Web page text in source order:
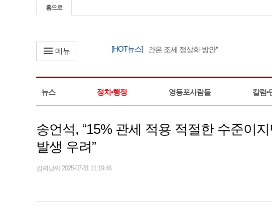
홈으로
[HOT뉴스]
한병도, “정부 세제 개편안은 조세 정상화 방안”
메뉴
뉴스 정치•행정 영등포사람들 칼럼•
송언석, “15% 관세 적용 적절한 수준이
발생 우려”
입력날짜 2025-07-31 11:19:46